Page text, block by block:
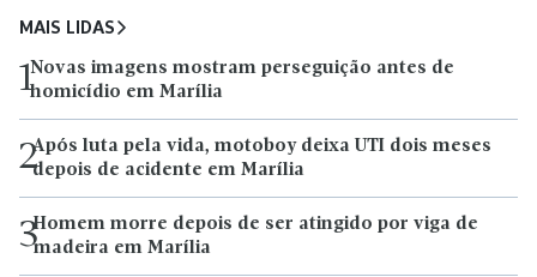
MAIS LIDAS
1Novas imagens mostram perseguição antes de
homicídio em Marília
2Após luta pela vida, motoboy deixa UTI dois meses
depois de acidente em Marília
3Homem morre depois de ser atingido por viga de
madeira em Marília